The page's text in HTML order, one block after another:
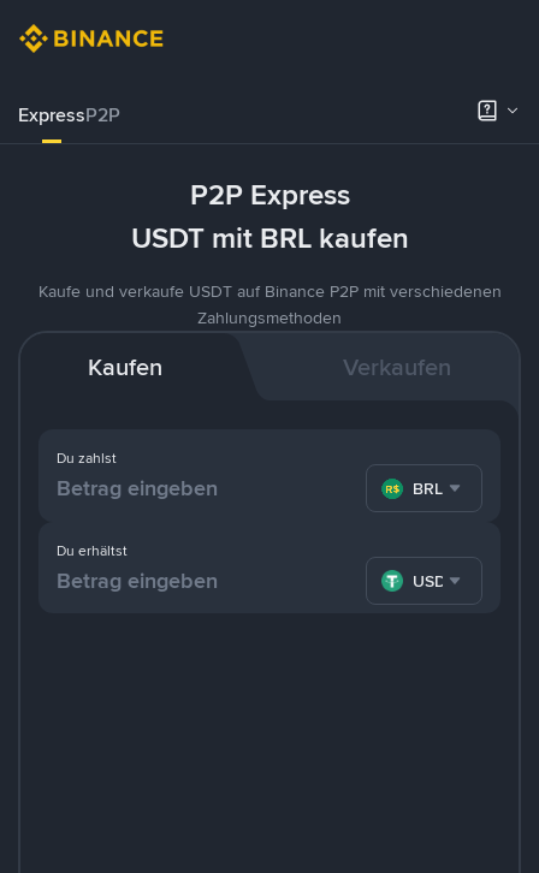
ExpressP2P
P2P Express
USDT mit BRL kaufen
Kaufe und verkaufe USDT auf Binance P2P mit verschiedenen
Zahlungsmethoden
Kaufen Verkaufen
Du zahlst
BRL
Du erhältst
USDT